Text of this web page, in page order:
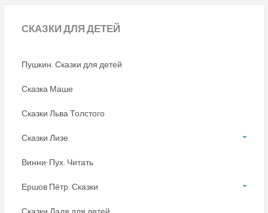
СКАЗКИДЛЯ ДЕТЕЙ
Пушкин. Сказки для детей
Сказка Маше
Сказки Льва Толстого
Сказки Лизе
Винни-Пух. Читать
Ершов Пётр. Сказки